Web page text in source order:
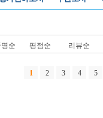
순 평점순 리뷰순
1 2 3 4 5